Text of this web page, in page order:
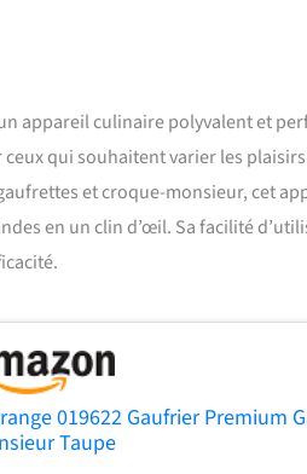
appareil culinaire polyvalent et
qui souhaitent varier les
et croque-monsieur, cet
en un clin d’œil. Sa facilité
019622 Gaufrier Premium
Taupe